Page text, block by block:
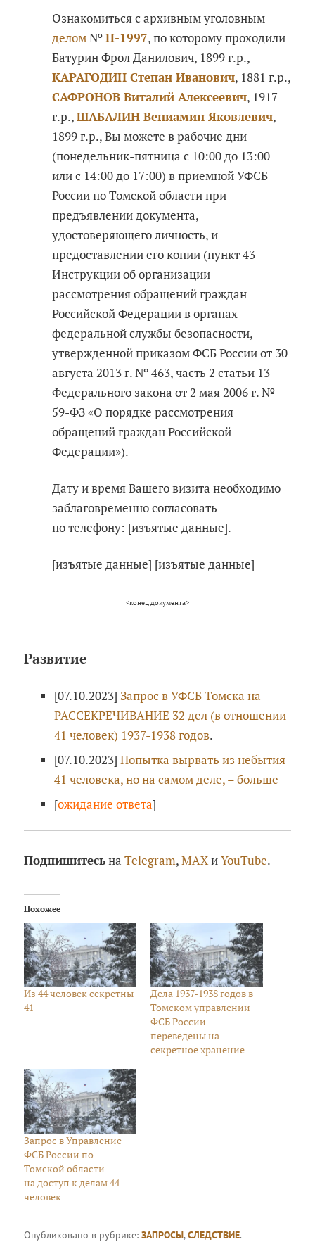
Ознакомиться с архивным уголовным
делом№П-1997, по которому проходили
Батурин Фрол Данилович, 1899 г.р.,
КАРАГОДИН Степан Иванович, 1881 г.р.,
САФРОНОВ Виталий Алексеевич, 1917
г.р.,ШАБАЛИН Вениамин Яковлевич,
1899 г.р., Вы можете в рабочие дни
(понедельник-пятница с 10:00 до 13:00
или с 14:00 до 17:00) в приемной УФСБ
России по Томской области при
предъявлении документа,
удостоверяющего личность, и
предоставлении его копии (пункт 43
Инструкции об организации
рассмотрения обращений граждан
Российской Федерации в органах
федеральной службы безопасности,
утвержденной приказом ФСБ России от 30
августа 2013 г. Nº 463, часть 2 статьи 13
Федерального закона от 2 мая 2006 г. №
59-ФЗ «О порядке рассмотрения
обращений граждан Российской
Федерации»).
Дату и время Вашего визита необходимо
заблаговременно согласовать
по телефону: [изъятые данные].
[изъятые данные] [изъятые данные]
<конец документа>
Развитие
[07.10.2023] Запрос в УФСБ Томска на
РАССЕКРЕЧИВАНИЕ 32 дел (в отношении
41 человек) 1937-1938 годов.
[07.10.2023] Попытка вырвать из небытия
41 человека, но на самом деле, – больше
[ожидание ответа]
ПодпишитесьнаTelegram,MAXиYouTube.
Похожее
Из 44 человек секретны
41
Дела 1937-1938 годов в
Томском управлении
ФСБ России
переведены на
секретное хранение
Запрос в Управление
ФСБ России по
Томской области
на доступ к делам 44
человек
Опубликовано в рубрике:ЗАПРОСЫ,СЛЕДСТВИЕ.